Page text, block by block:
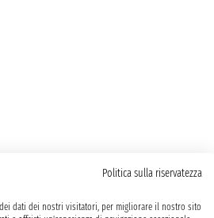
Politica sulla riservatezza
dati dei nostri visitatori, per migliorare il nostro sito